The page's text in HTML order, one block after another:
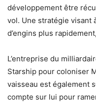
développement être
vol. Une stratégie visant
d’engins plus
L’entreprise du
Starship pour coloniser
vaisseau est également
compte sur lui pour